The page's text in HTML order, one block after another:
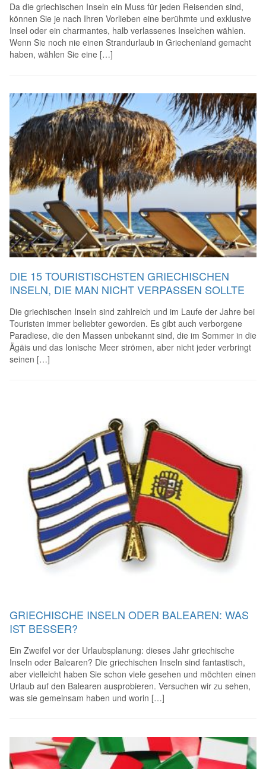
Da die griechischen Inseln ein Muss für jeden Reisenden sind,
können Sie je nach Ihren Vorlieben eine berühmte und exklusive
Insel oder ein charmantes, halb verlassenes Inselchen wählen.
Wenn Sie noch nie einen Strandurlaub in Griechenland gemacht
haben, wählen Sie eine […]
DIE 15 TOURISTISCHSTEN GRIECHISCHEN
INSELN, DIE MAN NICHT VERPASSEN SOLLTE
Die griechischen Inseln sind zahlreich und im Laufe der Jahre bei
Touristen immer beliebter geworden. Es gibt auch verborgene
Paradiese, die den Massen unbekannt sind, die im Sommer in die
Ägäis und das Ionische Meer strömen, aber nicht jeder verbringt
seinen […]
GRIECHISCHE INSELN ODER BALEAREN: WAS
IST BESSER?
Ein Zweifel vor der Urlaubsplanung: dieses Jahr griechische
Inseln oder Balearen? Die griechischen Inseln sind fantastisch,
aber vielleicht haben Sie schon viele gesehen und möchten einen
Urlaub auf den Balearen ausprobieren. Versuchen wir zu sehen,
was sie gemeinsam haben und worin […]